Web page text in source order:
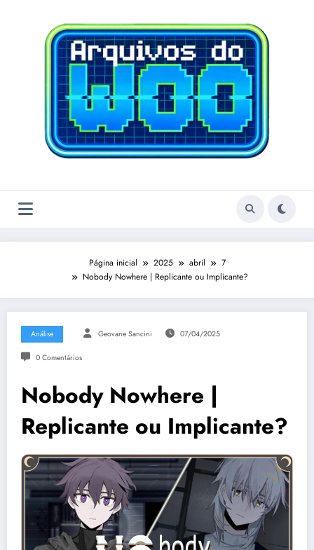
Página inicial 2025 abril
7
Nobody Nowhere | Replicante ou Implicante?
Análise Geovane Sancini 07/04/2025
0 Comentários
Nobody Nowhere |
Replicante ou Implicante?